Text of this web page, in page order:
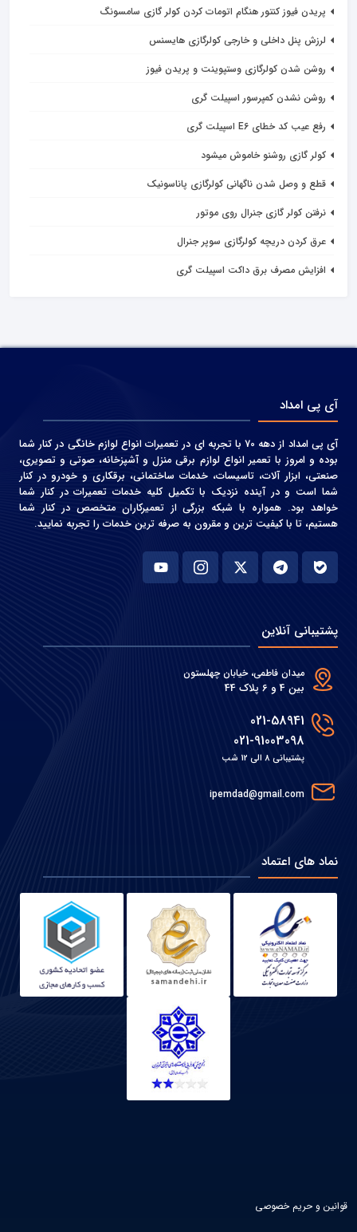
پریدن فیوز کنتور هنگام اتومات کردن کولر گازی سامسونگ
لرزش پنل داخلی و خارجی کولرگازی هایسنس
روشن شدن کولرگازی وستپوینت و پریدن فیوز
روشن نشدن کمپرسور اسپیلت گری
رفع عیب کد خطای E6 اسپیلت گری
کولر گازی روشنو خاموش میشود
قطع و وصل شدن ناگهانی کولرگازی پاناسونیک
نرفتن کولر گازی جنرال روی موتور
عرق کردن دریچه کولرگازی سوپر جنرال
افزایش مصرف برق داکت اسپیلت گری
آی پی امداد
آی پی امداد از دهه 70 با تجربه ای در تعمیرات انواع لوازم خانگی در کنار شما
بوده و امروز با تعمیر انواع لوازم برقی منزل و آشپزخانه، صوتی و‌ تصویری،
صنعتی، ابزار آلات، تاسیسات، خدمات ساختمانی، برقکاری و خودرو در کنار
شما است و در آینده نزدیک با تکمیل کلیه خدمات تعمیرات در کنار شما
خواهد بود. همواره با شبکه بزرگی از تعمیرکاران متخصص در کنار شما
هستیم، تا با کیفیت ترین و مقرون به صرفه ترین خدمات را تجربه نمایید.
پشتیبانی آنلاین
میدان فاطمی، خیابان چهلستون
بین 4 و 6 پلاک 44
021-58941
021-91003098
پشتیبانی 8 الی 12 شب
ipemdad@gmail.com
نماد های اعتماد
قوانین و حریم خصوصی